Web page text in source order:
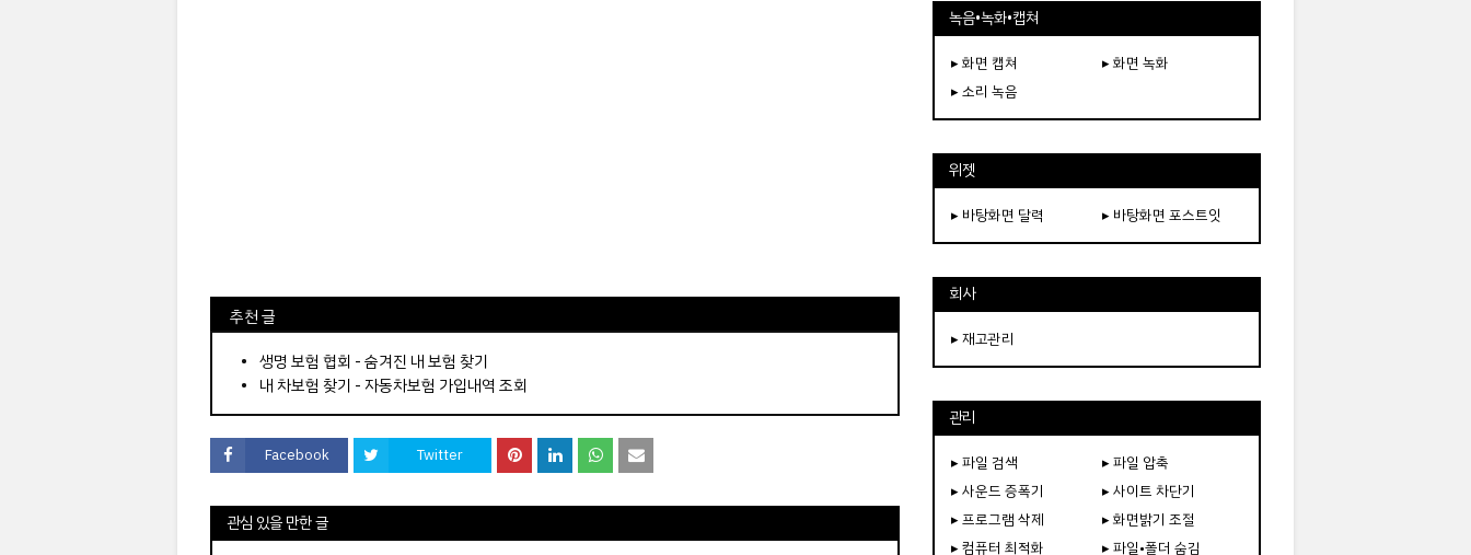
⠀추천 글
⠀­­­­­­­­؜؜؜؜­­­­­­­­؜؜؜؜• 생명 보험 협회 - 숨겨진 내 보험 찾기
내 차보험 찾기 - 자동차보험 가입내역 조회
Facebook Twitter
관심 있을 만한 글
녹음•녹화•캡쳐
▸ 화면 캡쳐
▸ 화면 녹화
▸ 소리 녹음
위젯
▸ 바탕화면 달력 ▸ 바탕화면 포스트잇
회사
▸ 재고관리
관리
▸ 파일 검색
▸ 파일 압축
▸ 사운드 증폭기
▸ 사이트 차단기
▸ 프로그램 삭제
▸ 화면밝기 조절
▸ 컴퓨터 최적화
▸ 파일•폴더 숨김